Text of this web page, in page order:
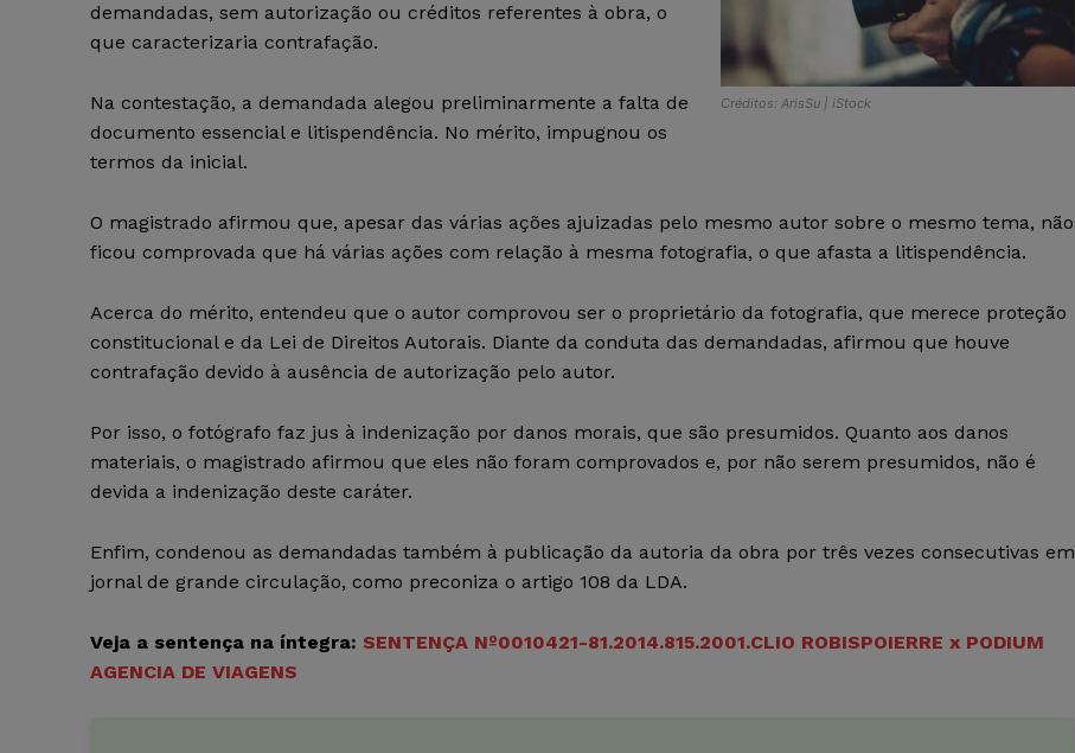
Créditos: ArisSu | iStock
demandadas, sem autorização ou créditos referentes à obra, o
que caracterizaria contrafação.
Na contestação, a demandada alegou preliminarmente a falta de
documento essencial e litispendência. No mérito, impugnou os
termos da inicial.
O magistrado afirmou que, apesar das várias ações ajuizadas pelo mesmo autor sobre o mesmo tema, não
ficou comprovada que há várias ações com relação à mesma fotografia, o que afasta a litispendência.
Acerca do mérito, entendeu que o autor comprovou ser o proprietário da fotografia, que merece proteção
constitucional e da Lei de Direitos Autorais. Diante da conduta das demandadas, afirmou que houve
contrafação devido à ausência de autorização pelo autor.
Por isso, o fotógrafo faz jus à indenização por danos morais, que são presumidos. Quanto aos danos
materiais, o magistrado afirmou que eles não foram comprovados e, por não serem presumidos, não é
devida a indenização deste caráter.
Enfim, condenou as demandadas também à publicação da autoria da obra por três vezes consecutivas em
jornal de grande circulação, como preconiza o artigo 108 da LDA.
Veja a sentença na íntegra: SENTENÇA Nº0010421-81.2014.815.2001.CLIO ROBISPOIERRE x PODIUM
AGENCIA DE VIAGENS